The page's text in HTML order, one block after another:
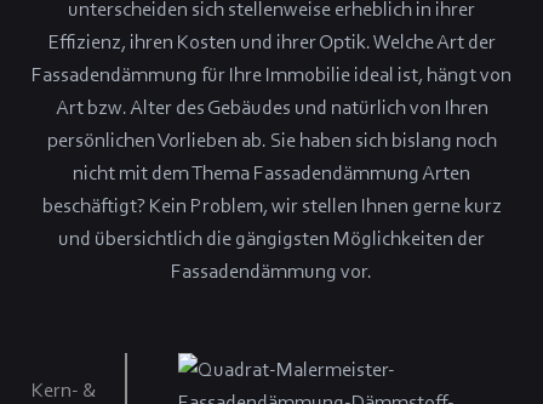
unterscheiden sich stellenweise erheblich in ihrer
Effizienz, ihren Kosten und ihrer Optik. Welche Art der
Fassadendämmung für Ihre Immobilie ideal ist, hängt von
Art bzw. Alter des Gebäudes und natürlich von Ihren
persönlichen Vorlieben ab. Sie haben sich bislang noch
nicht mit dem Thema Fassadendämmung Arten
beschäftigt? Kein Problem, wir stellen Ihnen gerne kurz
und übersichtlich die gängigsten Möglichkeiten der
Fassadendämmung vor.
Kern- &